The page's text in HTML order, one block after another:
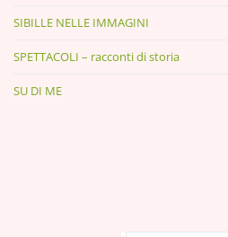
SIBILLE NELLE IMMAGINI
SPETTACOLI – racconti di storia
SU DI ME